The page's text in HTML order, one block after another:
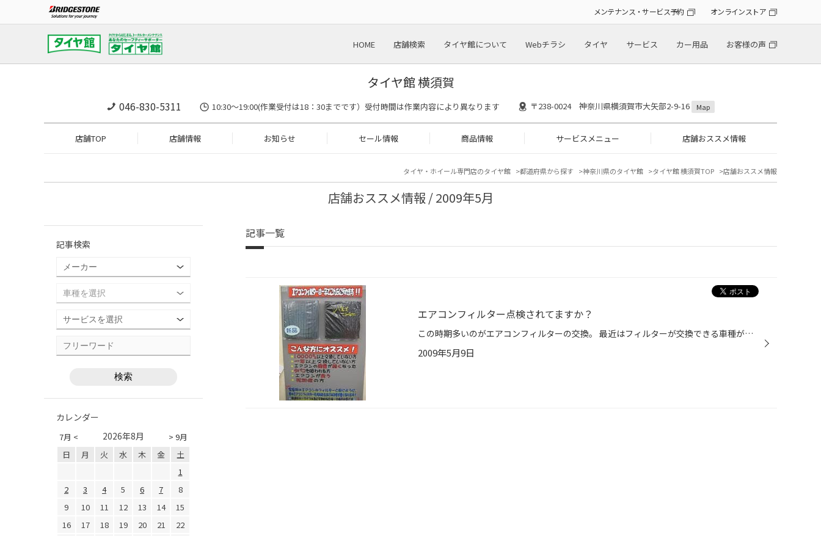
メンテナンス・サービス予約 オンラインストア
HOME 店舗検索 タイヤ館について Webチラシ タイヤ サービス カー用品 お客様の声
タイヤ館 横須賀
046-830-5311 10:30～19:00(作業受付は18：30までです）受付時間は作業内容により異なります 〒238-0024 神奈川県横須賀市大矢部2-9-16 Map
店舗TOP 店舗情報 お知らせ セール情報 商品情報 サービスメニュー 店舗おススメ情報
タイヤ・ホイール専門店のタイヤ館 都道府県から探す 神奈川県のタイヤ館 タイヤ館 横須賀TOP 店舗おススメ情報
店舗おススメ情報 / 2009年5月
記事一覧
エアコンフィルター点検されてますか？
この時期多いのがエアコンフィルターの交換。 最近はフィルターが交換できる車種が多く、定期交換がオススメなのですが、 一度も交換されたことがない方も多いのではないでしょうか。 モチロン！私もたしか、1年程前に交換していますが、 いちおー点検してみると、、、､､､ﾁｮｰﾎｺﾘﾏﾐﾚ(ーー;) 確かに1...
2009年5月9日
記事検索
カレンダー
7月 < > 9月
2026年8月
日 月 火 水 木 金
土
1
2
3 4 5 6 7
8
9
10 11 12 13 14
15
16
17 18 19 20 21
22